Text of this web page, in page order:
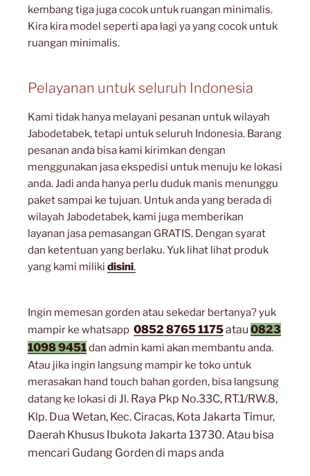
kembang tiga juga cocok untuk ruangan minimalis.
Kira kira model seperti apa lagi ya yang cocok untuk
ruangan minimalis.
Pelayanan untuk seluruh Indonesia
Kami tidak hanya melayani pesanan untuk wilayah
Jabodetabek, tetapi untuk seluruh Indonesia. Barang
pesanan anda bisa kami kirimkan dengan
menggunakan jasa ekspedisi untuk menuju ke lokasi
anda. Jadi anda hanya perlu duduk manis menunggu
paket sampai ke tujuan. Untuk anda yang berada di
wilayah Jabodetabek, kami juga memberikan
layanan jasa pemasangan GRATIS. Dengan syarat
dan ketentuan yang berlaku. Yuk lihat lihat produk
yang kami miliki disini.
Ingin memesan gorden atau sekedar bertanya? yuk
mampir ke whatsapp 0852 8765 1175atau 0823
1098 9451dan admin kami akan membantu anda.
Atau jika ingin langsung mampir ke toko untuk
merasakan hand touch bahan gorden, bisa langsung
datang ke lokasi di Jl. Raya Pkp No.33C, RT.1/RW.8,
Klp. Dua Wetan, Kec. Ciracas, Kota Jakarta Timur,
Daerah Khusus Ibukota Jakarta 13730. Atau bisa
mencari Gudang Gorden di maps anda